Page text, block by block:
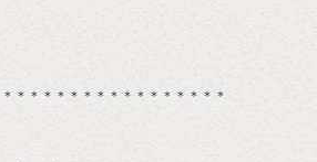
＊＊＊＊＊＊＊＊＊＊＊＊＊＊＊＊